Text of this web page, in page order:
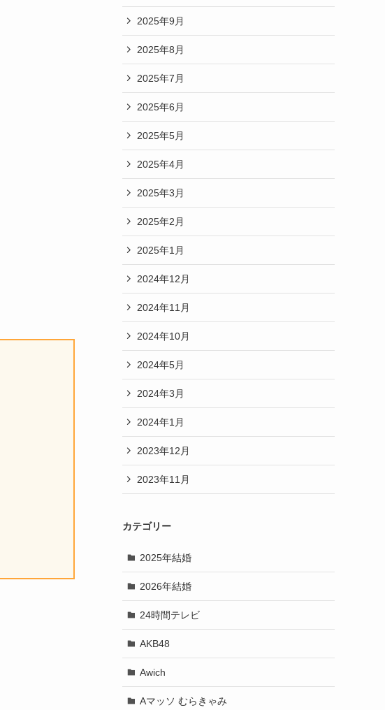
2025年9月
2025年8月
2025年7月
2025年6月
2025年5月
2025年4月
2025年3月
2025年2月
2025年1月
2024年12月
2024年11月
2024年10月
2024年5月
2024年3月
2024年1月
2023年12月
2023年11月
カテゴリー
2025年結婚
2026年結婚
24時間テレビ
AKB48
Awich
Aマッソ むらきゃみ